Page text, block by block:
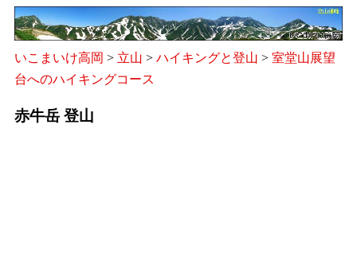
いこまいけ高岡 > 立山 > ハイキングと登山 > 室堂山展望
台へのハイキングコース
赤牛岳 登山